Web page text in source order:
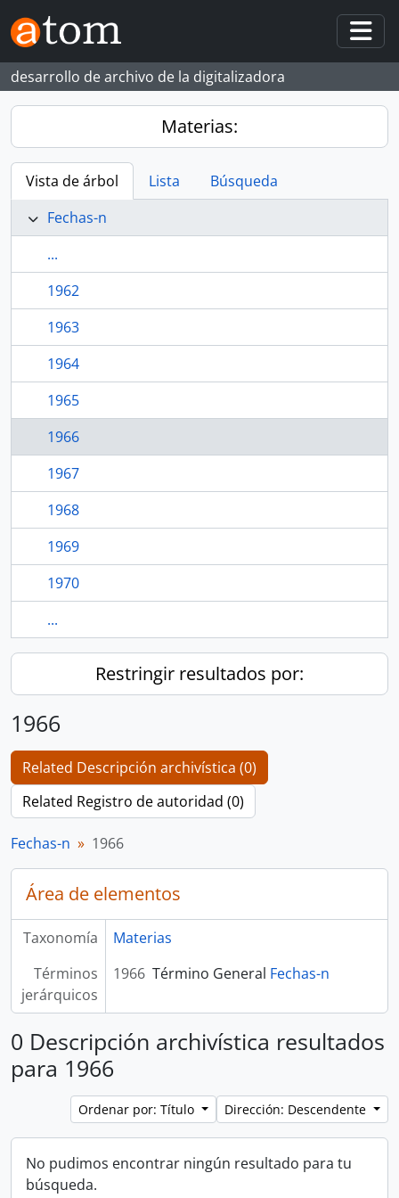
Skip to main content
desarrollo de archivo de la digitalizadora
Materias:
Vista de árbol Lista
Búsqueda
Fechas-n
...
1962
1963
1964
1965
1966
1967
1968
1969
1970
...
Restringir resultados por:
1966
Related Descripción archivística (0)
Related Registro de autoridad (0)
Fechas-n 1966
Área de elementos
Taxonomía
Materias
Términos
jerárquicos
1966 Término General Fechas-n
0 Descripción archivística resultados
para 1966
Ordenar por: Título Dirección: Descendente
No pudimos encontrar ningún resultado para tu
búsqueda.